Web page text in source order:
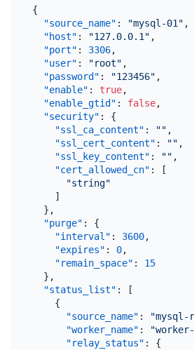
{
"source_name" : "mysql-01" ,
"host" : "127.0.0.1" ,
"port" : 3306,
"user" : "root" ,
"password" : "123456" ,
"enable" : true,
"enable_gtid" : false,
"security" :
{
"ssl_ca_content" : "" ,
"ssl_cert_content" : "" ,
"ssl_key_content" : "" ,
"cert_allowed_cn" :
[
"string"
]
} ,
"purge" :
{
"interval" : 3600,
"expires" : 0,
"remain_space" :
15
} ,
"status_list" :
[
{
"source_name" : "mysql-
"worker_name" :
"relay_status" :
{